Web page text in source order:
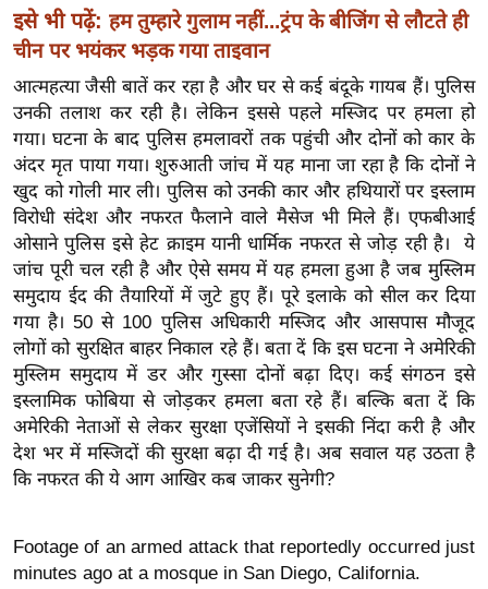
ज
ग
ऑ
टो
व
र्ल्ड
न्यू
ज
ब्री
फ
म
नो
रं
ज
न
ज
त
बॉ
इसे भी पढ़ें: हम तुम्हारे गुलाम नहीं...ट्रंप के बीजिंग से लौटते ही
चीन पर भयंकर भड़क गया ताइवान
आत्महत्या जैसी बातें कर रहा है और घर से कई बंदूके गायब हैं। पुलिस
उनकी तलाश कर रही है। लेकिन इससे पहले मस्जिद पर हमला हो
गया। घटना के बाद पुलिस हमलावरों तक पहुंची और दोनों को कार के
अंदर मृत पाया गया। शुरुआती जांच में यह माना जा रहा है कि दोनों ने
खुद को गोली मार ली। पुलिस को उनकी कार और हथियारों पर इस्लाम
विरोधी संदेश और नफरत फैलाने वाले मैसेज भी मिले हैं। एफबीआई
ओसाने पुलिस इसे हेट क्राइम यानी धार्मिक नफरत से जोड़ रही है। ये
जांच पूरी चल रही है और ऐसे समय में यह हमला हुआ है जब मुस्लिम
समुदाय ईद की तैयारियों में जुटे हुए हैं। पूरे इलाके को सील कर दिया
गया है। 50 से 100 पुलिस अधिकारी मस्जिद और आसपास मौजूद
लोगों को सुरक्षित बाहर निकाल रहे हैं। बता दें कि इस घटना ने अमेरिकी
मुस्लिम समुदाय में डर और गुस्सा दोनों बढ़ा दिए। कई संगठन इसे
इस्लामिक फोबिया से जोड़कर हमला बता रहे हैं। बल्कि बता दें कि
अमेरिकी नेताओं से लेकर सुरक्षा एजेंसियों ने इसकी निंदा करी है और
देश भर में मस्जिदों की सुरक्षा बढ़ा दी गई है। अब सवाल यह उठता है
कि नफरत की ये आग आखिर कब जाकर सुनेगी?
Footage of an armed attack that reportedly occurred just
minutes ago at a mosque in San Diego, California.